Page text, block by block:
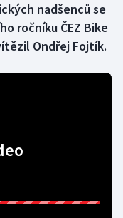
nadšenců se
ročníku ČEZ Bike
Ondřej Fojtík.